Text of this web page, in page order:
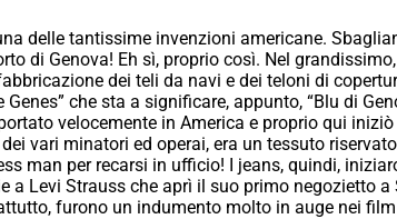
delle tantissime invenzioni americane.
di Genova! Eh sì, proprio così. Nel
dei teli da navi e dei teloni di
che sta a significare, appunto, “Blu di
velocemente in America e proprio qui
vari minatori ed operai, era un tessuto
man per recarsi in ufficio! I jeans, quindi,
Levi Strauss che aprì il suo primo negozietto
furono un indumento molto in auge nei